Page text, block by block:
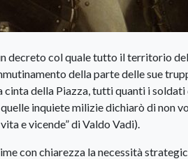
decreto col quale tutto il territorio
della parte delle sue
cinta della Piazza, tutti quanti i
inquiete milizie dichiarò di non
e vicende” di Valdo Vadi).
con chiarezza la necessità